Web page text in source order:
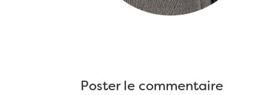
Poster le commentaire